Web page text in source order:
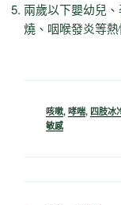
兩歲以下嬰幼兒
燒、咽喉發炎等
咳嗽, 哮喘, 四肢冰
敏感